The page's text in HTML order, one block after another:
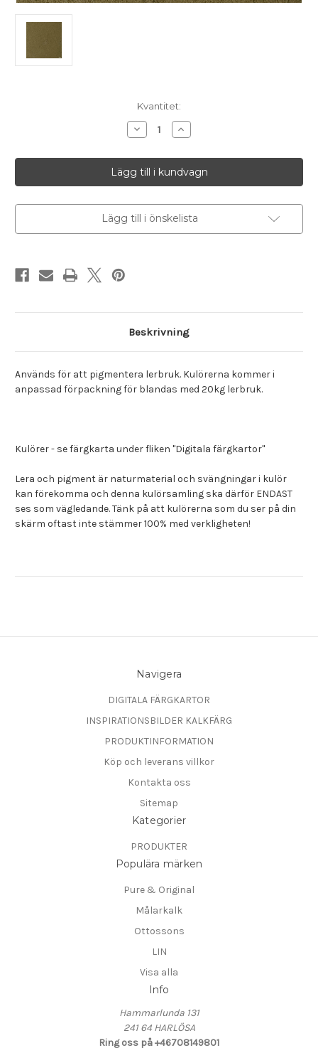
Kvantitet:
Minska
antalet
för
20
kg
lerbruk
|
Berthas
Öka
antalet
för
20
kg
lerbruk
|
Berthas
Lägg till i önskelista
Beskrivning
Används för att pigmentera lerbruk. Kulörerna kommer i
anpassad förpackning för blandas med 20kg lerbruk.
Kulörer - se färgkarta under fliken "Digitala färgkartor"
Lera och pigment är naturmaterial och svängningar i kulör
kan förekomma och denna kulörsamling ska därför ENDAST
ses som vägledande. Tänk på att kulörerna som du ser på din
skärm oftast inte stämmer 100% med verkligheten!
Navigera
DIGITALA FÄRGKARTOR
INSPIRATIONSBILDER KALKFÄRG
PRODUKTINFORMATION
Köp och leverans villkor
Kontakta oss
Sitemap
Kategorier
PRODUKTER
Populära märken
Pure & Original
Målarkalk
Ottossons
LIN
Visa alla
Info
Hammarlunda 131
241 64 HARLÖSA
Ring oss på +46708149801